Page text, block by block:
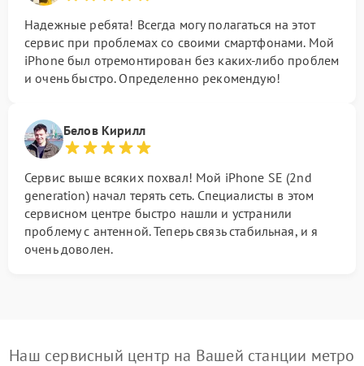
Надежные ребята! Всегда могу полагаться на этот
сервис при проблемах со своими смартфонами. Мой
iPhone был отремонтирован без каких-либо проблем
и очень быстро. Определенно рекомендую!
Белов Кирилл
Сервис выше всяких похвал! Мой iPhone SE (2nd
generation) начал терять сеть. Специалисты в этом
сервисном центре быстро нашли и устранили
проблему с антенной. Теперь связь стабильная, и я
очень доволен.
Наш сервисный центр на Вашей станции метро